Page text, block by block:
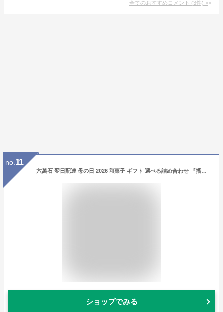
全てのおすすめコメント (3件) >
no. 11
六萬石 翌日配達 母の日 2026 和菓子 ギフト 選べる詰め合わせ 『播磨の銘菓撰』 10個入 15個入 高級 お取り寄せ 入学祝い 法事 お菓子 最中 もなか 個包装 新築祝い 内祝い お返し お供え お悔やみ 菓子 結婚祝い 法要 粗供養 香典返し お供え物 贈答品 春
ショップでみる